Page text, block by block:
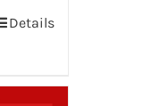
Details